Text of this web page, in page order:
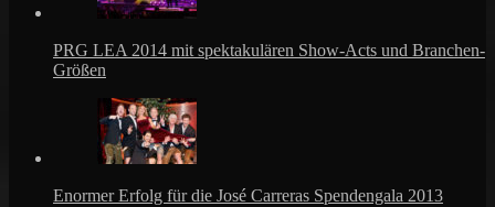
PRG LEA 2014 mit spektakulären Show-Acts und Branchen-
Größen
Enormer Erfolg für die José Carreras Spendengala 2013